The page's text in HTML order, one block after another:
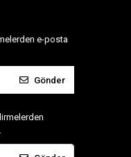
e-posta
Gönder